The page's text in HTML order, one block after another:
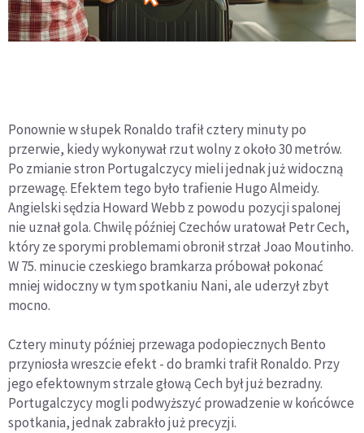
Ponownie w słupek Ronaldo trafił cztery minuty po
przerwie, kiedy wykonywał rzut wolny z około 30 metrów.
Po zmianie stron Portugalczycy mieli jednak już widoczną
przewagę. Efektem tego było trafienie Hugo Almeidy.
Angielski sędzia Howard Webb z powodu pozycji spalonej
nie uznał gola. Chwilę później Czechów uratował Petr Cech,
który ze sporymi problemami obronił strzał Joao Moutinho.
W 75. minucie czeskiego bramkarza próbował pokonać
mniej widoczny w tym spotkaniu Nani, ale uderzył zbyt
mocno.
Cztery minuty później przewaga podopiecznych Bento
przyniosła wreszcie efekt - do bramki trafił Ronaldo. Przy
jego efektownym strzale głową Cech był już bezradny.
Portugalczycy mogli podwyższyć prowadzenie w końcówce
spotkania, jednak zabrakło już precyzji.